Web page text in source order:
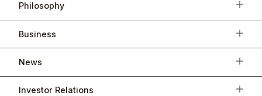
Philosophy
Business
News
Investor Relations